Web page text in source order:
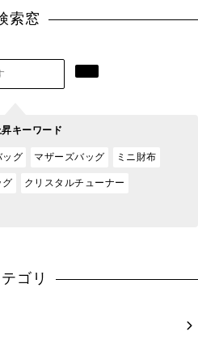
索窓
昇キーワード
ッグ マザーズバッグ ミニ財布
グ クリスタルチューナー
ゴリ